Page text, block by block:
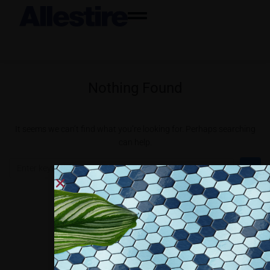
Collaboriamo con